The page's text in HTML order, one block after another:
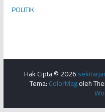
POLITIK
Hak Cipta © 2026
Tema:ColorMagoleh